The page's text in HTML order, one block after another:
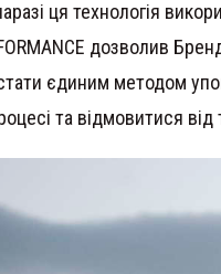
ця технологія
дозволив
єдиним методом
та відмовитися від